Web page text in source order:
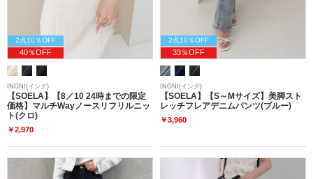
2点10％OFF
40％OFF
INGNI(イング)
【SOELA】【8／10 24時までの限定
価格】マルチWayノースリフリルニッ
ト(クロ)
￥2,970
2点10％OFF
33％OFF
INGNI(イング)
【SOELA】【S～Mサイズ】美脚スト
レッチフレアデニムパンツ(ブルー)
￥3,960